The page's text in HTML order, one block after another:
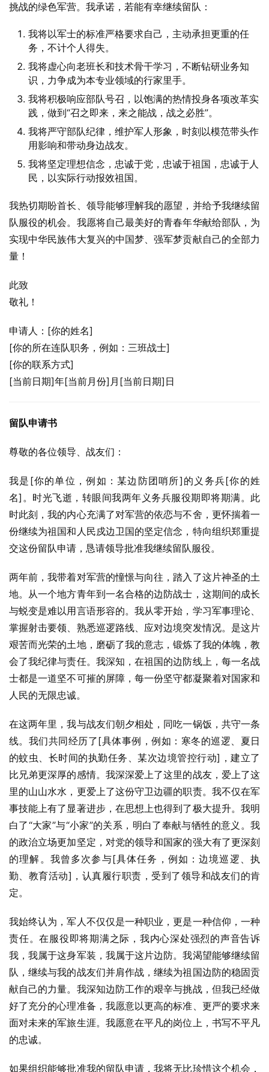
挑战的绿色军营。我承诺，若能有幸继续留队：
我将以军士的标准严格要求自己，主动承担更重的任
务，不计个人得失。
我将虚心向老班长和技术骨干学习，不断钻研业务知
识，力争成为本专业领域的行家里手。
我将积极响应部队号召，以饱满的热情投身各项改革实
践，做到“召之即来，来之能战，战之必胜”。
我将严守部队纪律，维护军人形象，时刻以模范带头作
用影响和带动身边战友。
我将坚定理想信念，忠诚于党，忠诚于祖国，忠诚于人
民，以实际行动报效祖国。
我热切期盼首长、领导能够理解我的愿望，并给予我继续留
队服役的机会。我愿将自己最美好的青春年华献给部队，为
实现中华民族伟大复兴的中国梦、强军梦贡献自己的全部力
量！
此致
敬礼！
申请人：[你的姓名]
[你的所在连队职务，例如：三班战士]
[你的联系方式]
[当前日期]年[当前月份]月[当前日期]日
留队申请书
尊敬的各位领导、战友们：
我是[你的单位，例如：某边防团哨所]的义务兵[你的姓
名]。时光飞逝，转眼间我两年义务兵服役期即将期满。此
时此刻，我的内心充满了对军营的依恋与不舍，更怀揣着一
份继续为祖国和人民戍边卫国的坚定信念，特向组织郑重提
交这份留队申请，恳请领导批准我继续留队服役。
两年前，我带着对军营的憧憬与向往，踏入了这片神圣的土
地。从一个地方青年到一名合格的边防战士，这期间的成长
与蜕变是难以用言语形容的。我从零开始，学习军事理论、
掌握射击要领、熟悉巡逻路线、应对边境突发情况。是这片
艰苦而光荣的土地，磨砺了我的意志，锻炼了我的体魄，教
会了我纪律与责任。我深知，在祖国的边防线上，每一名战
士都是一道坚不可摧的屏障，每一份坚守都凝聚着对国家和
人民的无限忠诚。
在这两年里，我与战友们朝夕相处，同吃一锅饭，共守一条
线。我们共同经历了[具体事例，例如：寒冬的巡逻、夏日
的蚊虫、长时间的执勤任务、某次边境管控行动]，建立了
比兄弟更深厚的感情。我深深爱上了这里的战友，爱上了这
里的山山水水，更爱上了这份守卫边疆的职责。我不仅在军
事技能上有了显著进步，在思想上也得到了极大提升。我明
白了“大家”与“小家”的关系，明白了奉献与牺牲的意义。我
的政治立场更加坚定，对党的领导和国家的强大有了更深刻
的理解。我曾多次参与[具体任务，例如：边境巡逻、执
勤、教育活动]，认真履行职责，受到了领导和战友们的肯
定。
我始终认为，军人不仅仅是一种职业，更是一种信仰，一种
责任。在服役即将期满之际，我内心深处强烈的声音告诉
我，我属于这身军装，我属于这片边防。我渴望能够继续留
队，继续与我的战友们并肩作战，继续为祖国边防的稳固贡
献自己的力量。我深知边防工作的艰辛与挑战，但我已经做
好了充分的心理准备，我愿意以更高的标准、更严的要求来
面对未来的军旅生涯。我愿意在平凡的岗位上，书写不平凡
的忠诚。
如果组织能够批准我的留队申请，我将无比珍惜这个机会，